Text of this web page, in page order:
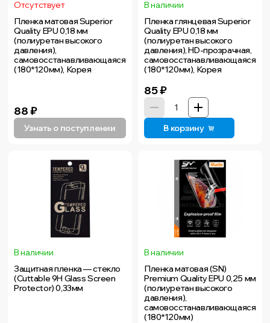
Отсутствует
Пленка матовая Superior
Quality EPU 0,18 мм
(полиуретан высокого
давления),
самовосстанавливающаяся
(180*120мм), Корея
88₽
Узнать о поступлении
В наличии
Пленка глянцевая Superior
Quality EPU 0,18 мм
(полиуретан высокого
давления), HD-прозрачная,
самовосстанавливающаяся
(180*120мм), Корея
85₽
В корзину
В наличии
Защитная пленка — стекло
(Cuttable 9H Glass Screen
Protector) 0,33мм
В наличии
Пленка матовая (SN)
Premium Quality EPU 0,25 мм
(полиуретан высокого
давления),
самовосстанавливающаяся
(180*120мм)